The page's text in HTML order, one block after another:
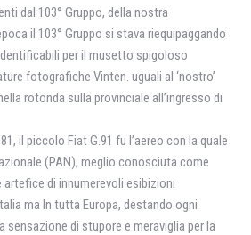
dal 103° Gruppo, della nostra
il 103° Gruppo si stava riequipaggando
per il musetto spigoloso
fotografiche Vinten. uguali al ‘nostro’
rotonda sulla provinciale all’ingresso di
il piccolo Fiat G.91 fu l’aereo con la quale
(PAN), meglio conosciuta come
artefice di innumerevoli esibizioni
ma In tutta Europa, destando ogni
sensazione di stupore e meraviglia per la